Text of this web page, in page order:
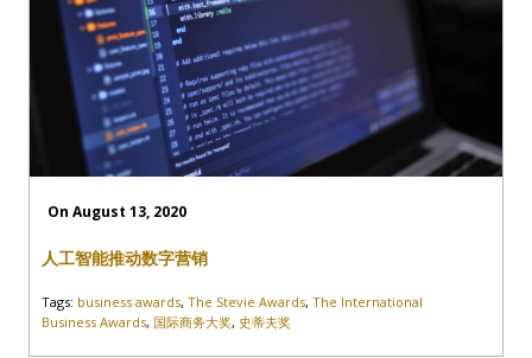
On August 13, 2020
人工智能推动数字营销
Tags: business awards, The Stevie Awards, The International
Business Awards, 国际商务大奖, 史蒂夫奖